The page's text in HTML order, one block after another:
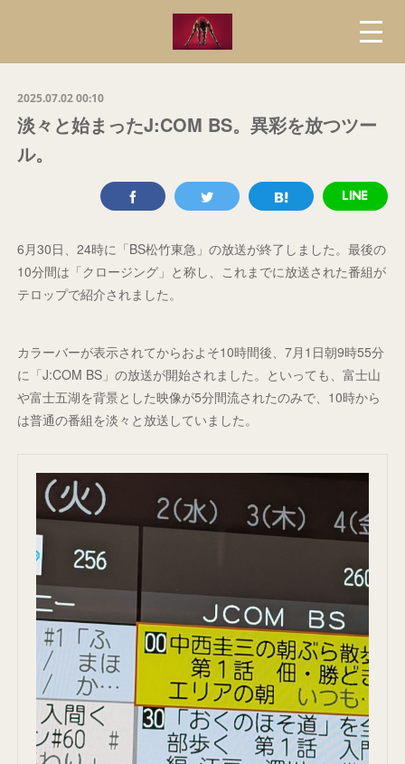
2025.07.02 00:10
淡々と始まったJ:COM BS。異彩を放つツー
ル。
6月30日、24時に「BS松竹東急」の放送が終了しました。最後の
10分間は「クロージング」と称し、これまでに放送された番組が
テロップで紹介されました。
カラーバーが表示されてからおよそ10時間後、7月1日朝9時55分
に「J:COM BS」の放送が開始されました。といっても、富士山
や富士五湖を背景とした映像が5分間流されたのみで、10時から
は普通の番組を淡々と放送していました。